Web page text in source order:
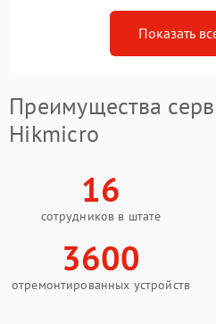
Показать
Преимущества
Hikmicro
16
сотрудников в штате
3600
отремонтированных устройств